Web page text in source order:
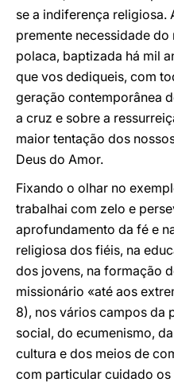
se a indiferença religiosa.
premente necessidade
polaca, baptizada há mil
que vos dediqueis, com
geração contemporânea
a cruz e sobre a
maior tentação dos
Deus do Amor.
Fixando o olhar no
trabalhai com zelo e
aprofundamento da fé e
religiosa dos fiéis, na
dos jovens, na formação
missionário «até aos
8), nos vários campos da
social, do ecumenismo,
cultura e dos meios de
com particular cuidado os